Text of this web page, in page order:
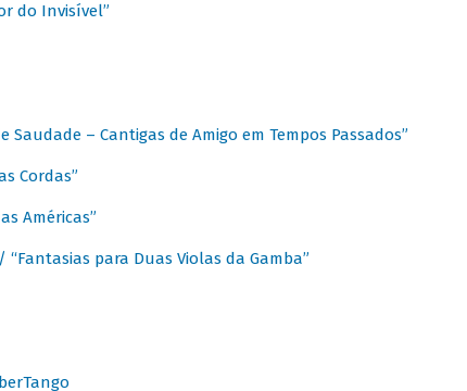
do Invisível”
– Cantigas de Amigo em Tempos Passados”
Cordas”
Américas”
para Duas Violas da Gamba”